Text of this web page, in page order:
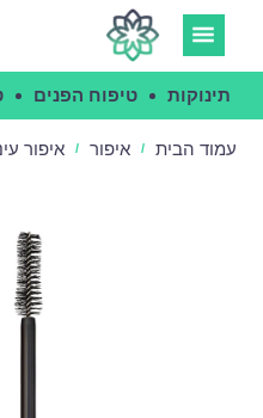
תינוקות טיפוח הפנים
עמוד הבית / איפור / איפור